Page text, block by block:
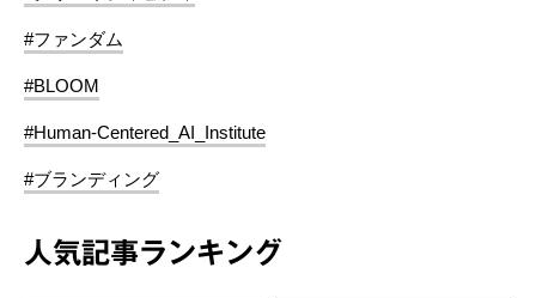
#ファンダム
#BLOOM
#Human-Centered_AI_Institute
#ブランディング
人気記事ランキング